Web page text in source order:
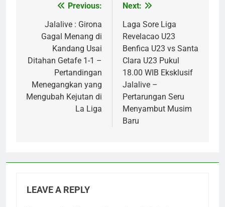
navigation
Previous:
Jalalive : Girona
Gagal Menang di
Kandang Usai
Ditahan Getafe 1-1 –
Pertandingan
Menegangkan yang
Mengubah Kejutan di
La Liga
Next:
Laga Sore Liga
Revelacao U23
Benfica U23 vs Santa
Clara U23 Pukul
18.00 WIB Eksklusif
Jalalive –
Pertarungan Seru
Menyambut Musim
Baru
LEAVE A REPLY